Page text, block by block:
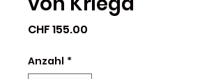
CHF 155.00
Anzahl *